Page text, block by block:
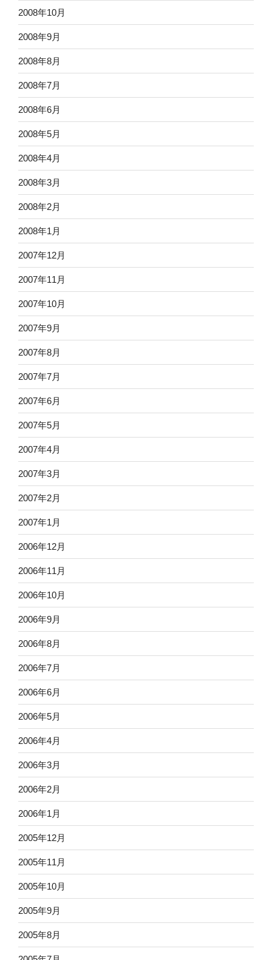
2008年10月
2008年9月
2008年8月
2008年7月
2008年6月
2008年5月
2008年4月
2008年3月
2008年2月
2008年1月
2007年12月
2007年11月
2007年10月
2007年9月
2007年8月
2007年7月
2007年6月
2007年5月
2007年4月
2007年3月
2007年2月
2007年1月
2006年12月
2006年11月
2006年10月
2006年9月
2006年8月
2006年7月
2006年6月
2006年5月
2006年4月
2006年3月
2006年2月
2006年1月
2005年12月
2005年11月
2005年10月
2005年9月
2005年8月